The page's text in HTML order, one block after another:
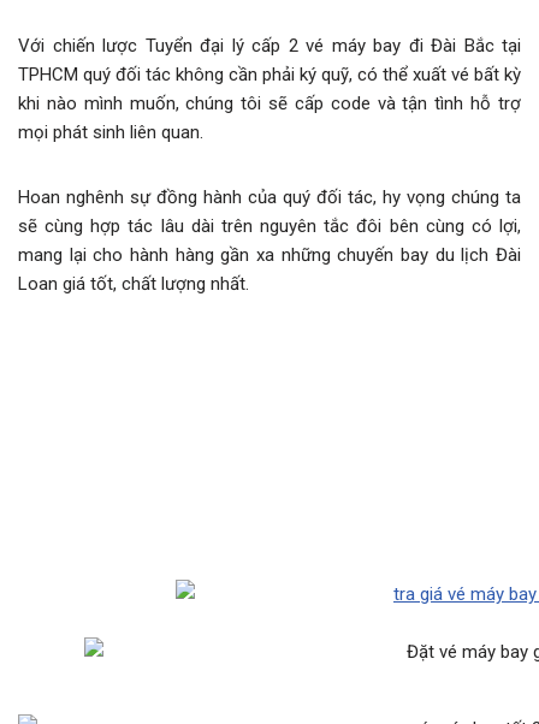
Với chiến lược Tuyển đại lý cấp 2 vé máy bay đi Đài Bắc tại
TPHCM quý đối tác không cần phải ký quỹ, có thể xuất vé bất kỳ
khi nào mình muốn, chúng tôi sẽ cấp code và tận tình hỗ trợ
mọi phát sinh liên quan.
Hoan nghênh sự đồng hành của quý đối tác, hy vọng chúng ta
sẽ cùng hợp tác lâu dài trên nguyên tắc đôi bên cùng có lợi,
mang lại cho hành hàng gần xa những chuyến bay du lịch Đài
Loan giá tốt, chất lượng nhất.